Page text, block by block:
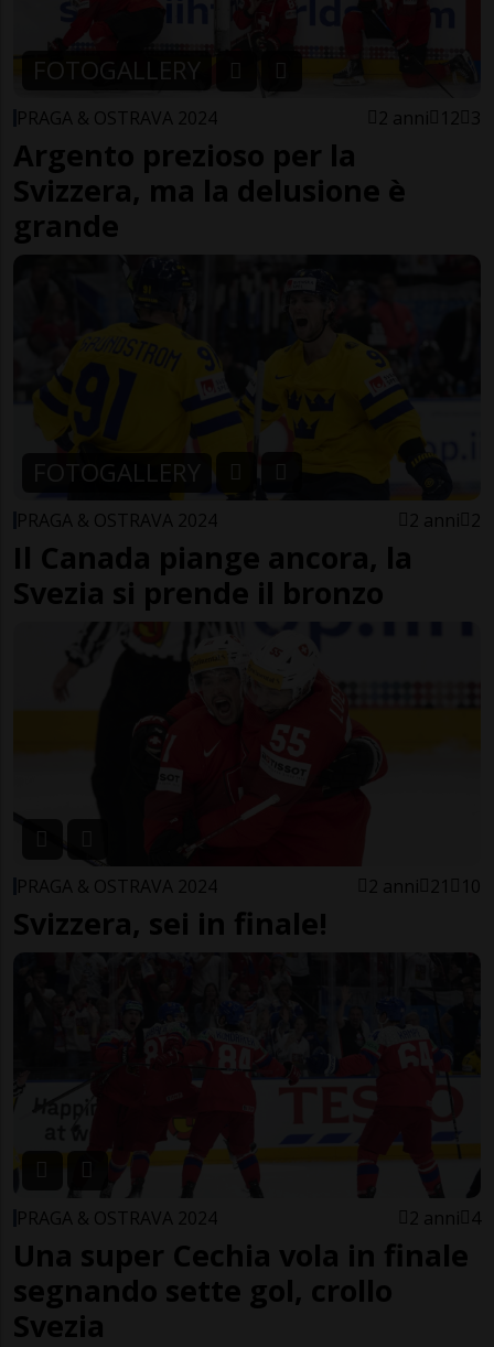
FOTOGALLERY
PRAGA & OSTRAVA 2024 2 anni 12 3
Argento prezioso per la
Svizzera, ma la delusione è
grande
FOTOGALLERY
PRAGA & OSTRAVA 2024 2 anni 2
Il Canada piange ancora, la
Svezia si prende il bronzo
PRAGA & OSTRAVA 2024 2 anni 21 10
Svizzera, sei in finale!
PRAGA & OSTRAVA 2024 2 anni 4
Una super Cechia vola in finale
segnando sette gol, crollo
Svezia